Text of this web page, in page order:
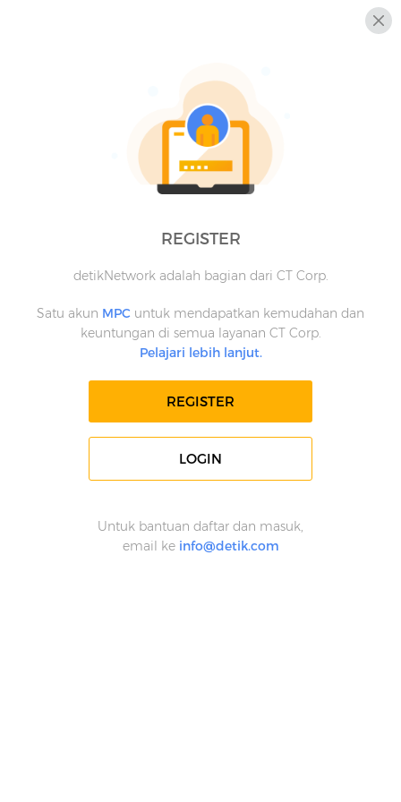
REGISTER
detikNetwork adalah bagian dari CT Corp.
Satu akun MPC untuk mendapatkan kemudahan dan
keuntungan di semua layanan CT Corp.
Pelajari lebih lanjut.
REGISTER
LOGIN
Untuk bantuan daftar dan masuk,
email ke info@detik.com